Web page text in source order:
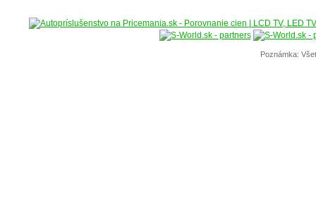
Poznámka: